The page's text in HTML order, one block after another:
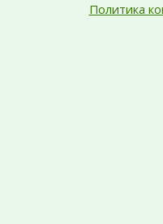
Политика